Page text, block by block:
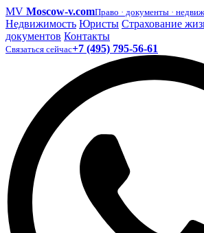
MV Moscow-v.comПраво · документы ·
Недвижимость Юристы Страхование
документов Контакты
Связаться сейчас+7 (495) 795-56-61